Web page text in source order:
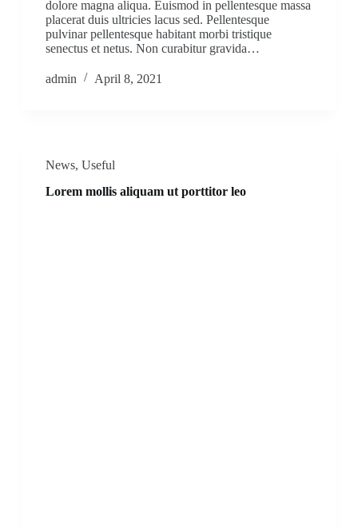
dolore magna aliqua. Euismod in pellentesque massa
placerat duis ultricies lacus sed. Pellentesque
pulvinar pellentesque habitant morbi tristique
senectus et netus. Non curabitur gravida…
admin April 8, 2021
News, Useful
Lorem mollis aliquam ut porttitor leo